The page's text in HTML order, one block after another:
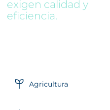
exigen calidad y
eficiencia.
Agricultura